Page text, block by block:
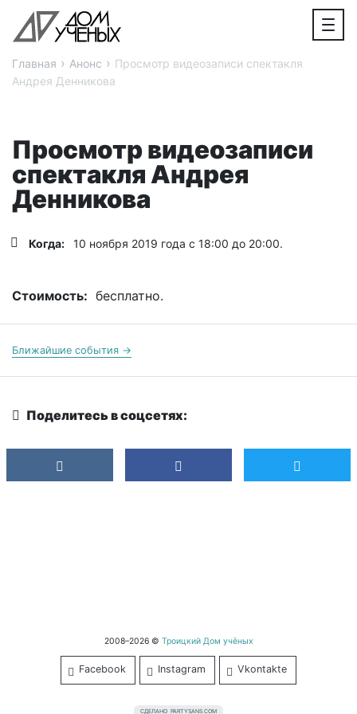
Главная › Анонс › Просмотр видеозаписи спектакля
Андрея Денникова
Просмотр видеозаписи
спектакля Андрея
Денникова
Когда: 10 ноября 2019 года с 18:00 до 20:00.
Стоимость: бесплатно.
Ближайшие события →
Поделитесь в соцсетях:
2008–2026 © Троицкий Дом учёных
Facebook Instagram Vkontakte
СДЕЛАНО PARTYSANS.COM